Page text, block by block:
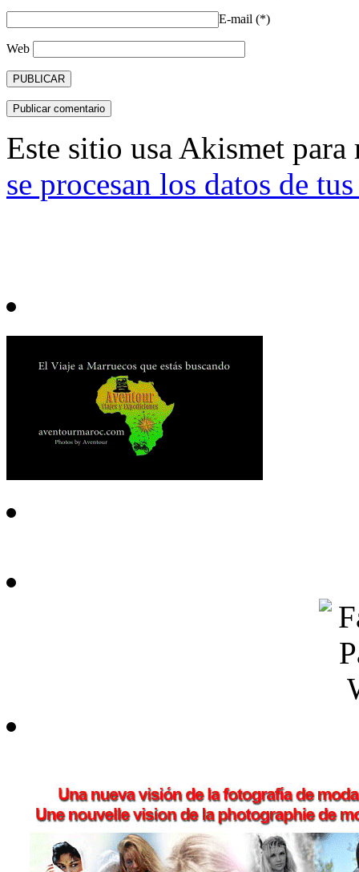
E-mail (*)
Web
Este sitio usa Akismet
se procesan los datos de